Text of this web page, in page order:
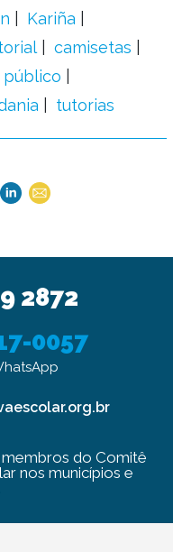
Kariña
camisetas
tutorias
2872
0057
do Comitê
nos municípios e